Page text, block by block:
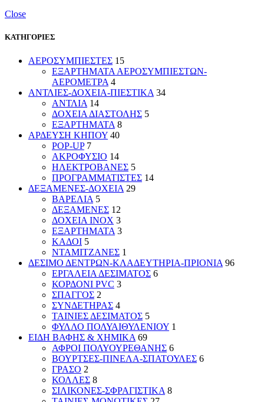
Close
ΚΑΤΗΓΟΡΙΕΣ
ΑΕΡΟΣΥΜΠΙΕΣΤΕΣ 15
ΕΞΑΡΤΗΜΑΤΑ ΑΕΡΟΣΥΜΠΙΕΣΤΩΝ-
ΑΕΡΟΜΕΤΡΑ 4
ΑΝΤΛΙΕΣ-ΔΟΧΕΙΑ-ΠΙΕΣΤΙΚΑ 34
ΑΝΤΛΙΑ 14
ΔΟΧΕΙΑ ΔΙΑΣΤΟΛΗΣ 5
ΕΞΑΡΤΗΜΑΤΑ 8
ΑΡΔΕΥΣΗ ΚΗΠΟΥ 40
POP-UP 7
ΑΚΡΟΦΥΣΙΟ 14
ΗΛΕΚΤΡΟΒΑΝΕΣ 5
ΠΡΟΓΡΑΜΜΑΤΙΣΤΕΣ 14
ΔΕΞΑΜΕΝΕΣ-ΔΟΧΕΙΑ 29
ΒΑΡΕΛΙΑ 5
ΔΕΞΑΜΕΝΕΣ 12
ΔΟΧΕΙΑ INOX 3
ΕΞΑΡΤΗΜΑΤΑ 3
ΚΑΔΟΙ 5
ΝΤΑΜΙΤΖΑΝΕΣ 1
ΔΕΣΙΜΟ ΔΕΝΤΡΩΝ-ΚΛΑΔΕΥΤΗΡΙΑ-ΠΡΙΟΝΙΑ 96
ΕΡΓΑΛΕΙΑ ΔΕΣΙΜΑΤΟΣ 6
ΚΟΡΔΟΝΙ PVC 3
ΣΠΑΓΓΟΣ 2
ΣΥΝΔΕΤΗΡΑΣ 4
ΤΑΙΝΙΕΣ ΔΕΣΙΜΑΤΟΣ 5
ΦΥΛΛΟ ΠΟΛΥΑΙΘΥΛΕΝΙΟΥ 1
ΕΙΔΗ ΒΑΦΗΣ & ΧΗΜΙΚΑ 69
ΑΦΡΟΙ ΠΟΛΥΟΥΡΕΘΑΝΗΣ 6
ΒΟΥΡΤΣΕΣ-ΠΙΝΕΛΑ-ΣΠΑΤΟΥΛΕΣ 6
ΓΡΑΣΟ 2
ΚΟΛΛΕΣ 8
ΣΙΛΙΚΟΝΕΣ-ΣΦΡΑΓΙΣΤΙΚΑ 8